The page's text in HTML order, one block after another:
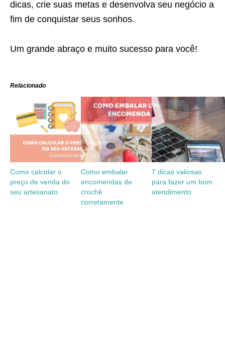
dicas, crie suas metas e desenvolva seu negócio a
fim de conquistar seus sonhos.
Um grande abraço e muito sucesso para você!
Relacionado
Como calcular o
preço de venda do
seu artesanato
Como embalar
encomendas de
crochê
corretamente
7 dicas valiosas
para fazer um bom
atendimento